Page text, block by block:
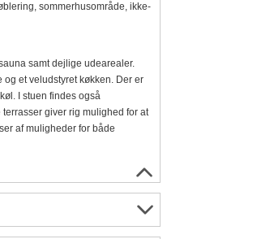
sommerhusområde, ikke-
samt dejlige udearealer.
et veludstyret køkken. Der er
I stuen findes også
giver rig mulighed for at
af muligheder for både